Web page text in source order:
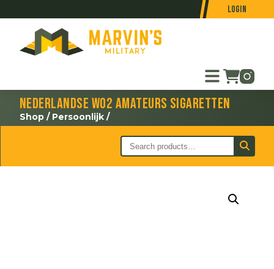
Login
Nederlandse WO2 Amateurs sigaretten
Shop / Persoonlijk /